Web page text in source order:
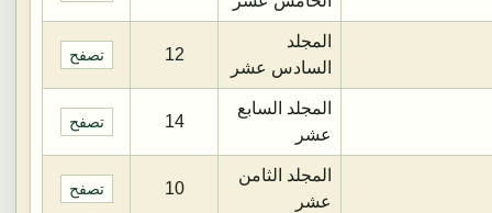
المجلد
السادس عشر
12 تصفح
المجلد السابع
عشر
14 تصفح
المجلد الثامن
عشر
10 تصفح